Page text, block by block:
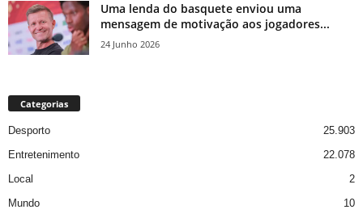
Uma lenda do basquete enviou uma
mensagem de motivação aos jogadores...
24 Junho 2026
Categorias
Desporto
25.903
Entretenimento
22.078
Local
2
Mundo
10